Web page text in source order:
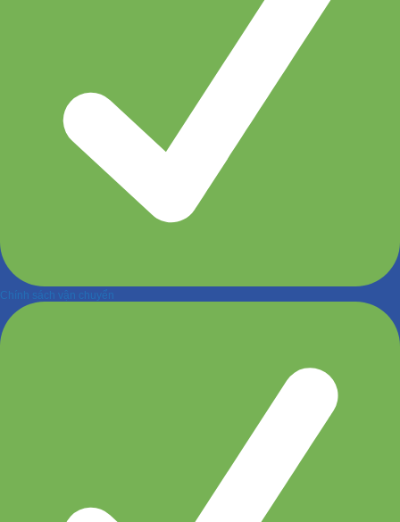
Chính sách vận chuyển